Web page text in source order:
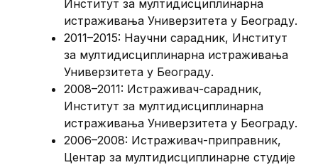
Институт за мултидисциплинарна
истраживања Универзитета у Београду.
2011–2015: Научни сарадник, Институт
за мултидисциплинарна истраживања
Универзитета у Београду.
2008–2011: Истраживач-сарадник,
Институт за мултидисциплинарна
истраживања Универзитета у Београду.
2006–2008: Истраживач-приправник,
Центар за мултидисциплинарне студије